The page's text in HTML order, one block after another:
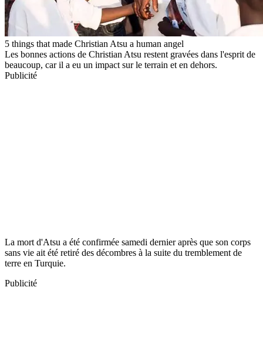
5 things that made Christian Atsu a human angel
Les bonnes actions de Christian Atsu restent gravées dans l'esprit de
beaucoup, car il a eu un impact sur le terrain et en dehors.
Publicité
La mort d'Atsu a été confirmée samedi dernier après que son corps
sans vie ait été retiré des décombres à la suite du tremblement de
terre en Turquie.
Publicité